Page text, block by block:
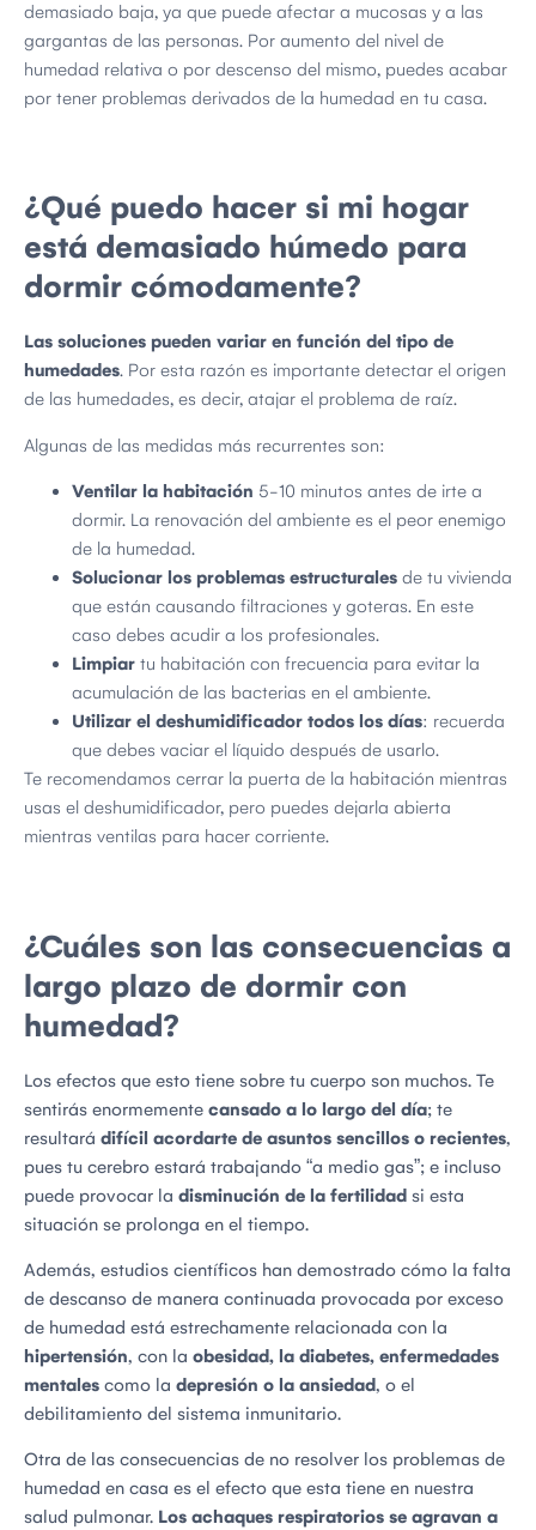
demasiado baja, ya que puede afectar a mucosas y a las
gargantas de las personas. Por aumento del nivel de
humedad relativa o por descenso del mismo, puedes acabar
por tener problemas derivados de la humedad en tu casa.
¿Qué puedo hacer si mi hogar
está demasiado húmedo para
dormir cómodamente?
Las soluciones pueden variar en función del tipo de
humedades. Por esta razón es importante detectar el origen
de las humedades, es decir, atajar el problema de raíz.
Algunas de las medidas más recurrentes son:
Ventilar la habitación 5-10 minutos antes de irte a
dormir. La renovación del ambiente es el peor enemigo
de la humedad.
Solucionar los problemas estructurales de tu vivienda
que están causando filtraciones y goteras. En este
caso debes acudir a los profesionales.
Limpiar tu habitación con frecuencia para evitar la
acumulación de las bacterias en el ambiente.
Utilizar el deshumidificador todos los días: recuerda
que debes vaciar el líquido después de usarlo.
Te recomendamos cerrar la puerta de la habitación mientras
usas el deshumidificador, pero puedes dejarla abierta
mientras ventilas para hacer corriente.
¿Cuáles son las consecuencias a
largo plazo de dormir con
humedad?
Los efectos que esto tiene sobre tu cuerpo son muchos. Te
sentirás enormemente cansado a lo largo del día; te
resultará difícil acordarte de asuntos sencillos o recientes,
pues tu cerebro estará trabajando “a medio gas”; e incluso
puede provocar la disminución de la fertilidad si esta
situación se prolonga en el tiempo.
Además, estudios científicos han demostrado cómo la falta
de descanso de manera continuada provocada por exceso
de humedad está estrechamente relacionada con la
hipertensión, con la obesidad, la diabetes, enfermedades
mentales como la depresión o la ansiedad, o el
debilitamiento del sistema inmunitario.
Otra de las consecuencias de no resolver los problemas de
humedad en casa es el efecto que esta tiene en nuestra
salud pulmonar. Los achaques respiratorios se agravan a